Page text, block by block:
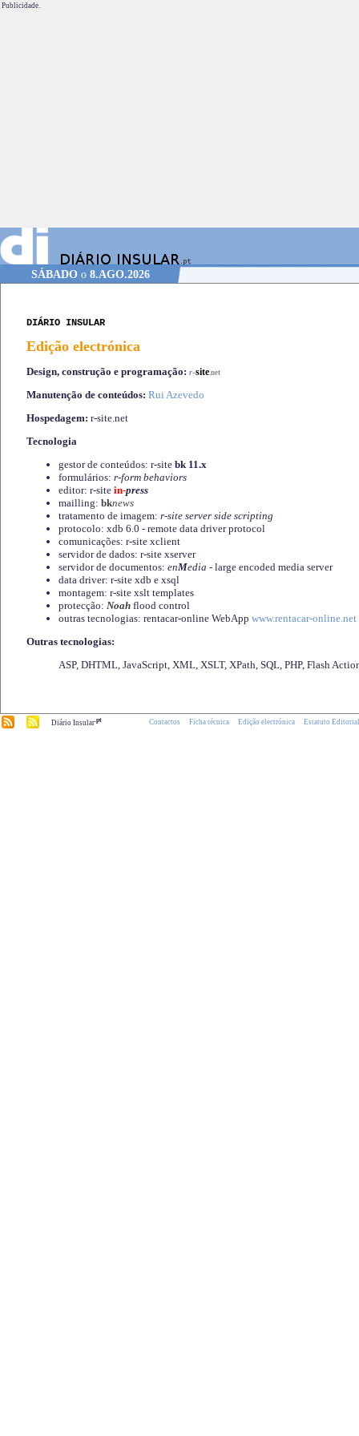
Publicidade.
SÁBADOo 8.AGO.2026
DIÁRIO INSULAR
Edição electrónica
Design, construção e programação: r-site.net
Manutenção de conteúdos: Rui Azevedo
Hospedagem: r-site.net
Tecnologia
gestor de conteúdos: r-site bk 11.x
formulários: r-form behaviors
editor: r-site in-press
mailling: bknews
tratamento de imagem: r-site server side scripting
protocolo: xdb 6.0 - remote data driver protocol
comunicações: r-site xclient
servidor de dados: r-site xserver
servidor de documentos: enMedia - large encoded media server
data driver: r-site xdb e xsql
montagem: r-site xslt templates
protecção: Noah flood control
outras tecnologias: rentacar-online WebApp www.rentacar-online.net
Outras tecnologias:
ASP, DHTML, JavaScript, XML, XSLT, XPath, SQL, PHP, Flash
Diário Insular.pt Contactos Ficha técnica Edição electrónica Estatuto Editorial